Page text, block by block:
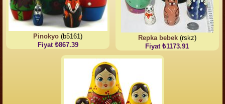
Pinokyo (b5161)
Fiyat ₺867.39
Repka bebek(rskz)
Fiyat ₺1173.91